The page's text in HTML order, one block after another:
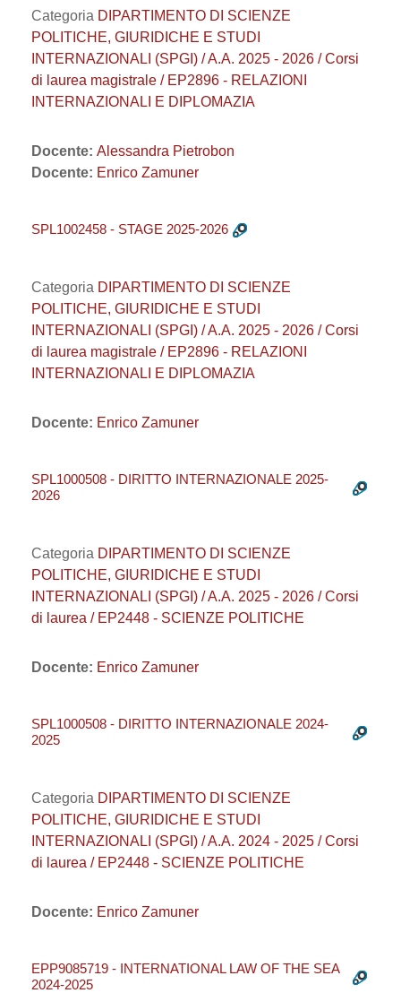
Categoria DIPARTIMENTO DI SCIENZE
POLITICHE, GIURIDICHE E STUDI
INTERNAZIONALI (SPGI) / A.A. 2025 - 2026 / Corsi
di laurea magistrale / EP2896 - RELAZIONI
INTERNAZIONALI E DIPLOMAZIA
Docente: Alessandra Pietrobon
Docente: Enrico Zamuner
SPL1002458 - STAGE 2025-2026
Categoria DIPARTIMENTO DI SCIENZE
POLITICHE, GIURIDICHE E STUDI
INTERNAZIONALI (SPGI) / A.A. 2025 - 2026 / Corsi
di laurea magistrale / EP2896 - RELAZIONI
INTERNAZIONALI E DIPLOMAZIA
Docente: Enrico Zamuner
SPL1000508 - DIRITTO INTERNAZIONALE 2025-
2026
Categoria DIPARTIMENTO DI SCIENZE
POLITICHE, GIURIDICHE E STUDI
INTERNAZIONALI (SPGI) / A.A. 2025 - 2026 / Corsi
di laurea / EP2448 - SCIENZE POLITICHE
Docente: Enrico Zamuner
SPL1000508 - DIRITTO INTERNAZIONALE 2024-
2025
Categoria DIPARTIMENTO DI SCIENZE
POLITICHE, GIURIDICHE E STUDI
INTERNAZIONALI (SPGI) / A.A. 2024 - 2025 / Corsi
di laurea / EP2448 - SCIENZE POLITICHE
Docente: Enrico Zamuner
EPP9085719 - INTERNATIONAL LAW OF THE SEA
2024-2025